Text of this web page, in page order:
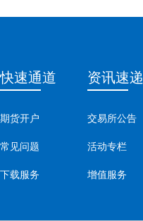
快速通道
期货开户
常见问题
下载服务
资讯速递
交易所公告
活动专栏
增值服务